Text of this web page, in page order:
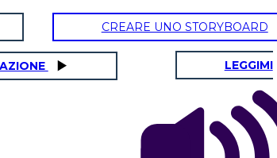
CREARE UNO STORYBOARD
LEGGIMI